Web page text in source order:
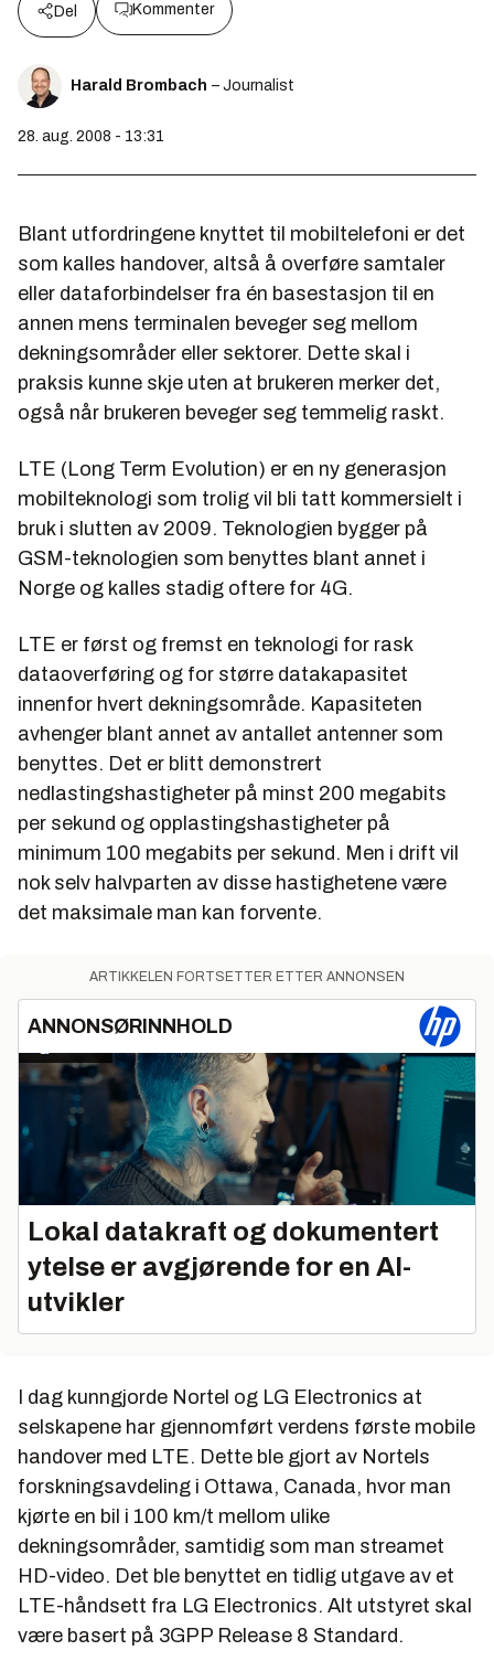
Del Kommenter
Harald Brombach – Journalist
28. aug. 2008 - 13:31
Blant utfordringene knyttet til mobiltelefoni er det
som kalles handover, altså å overføre samtaler
eller dataforbindelser fra én basestasjon til en
annen mens terminalen beveger seg mellom
dekningsområder eller sektorer. Dette skal i
praksis kunne skje uten at brukeren merker det,
også når brukeren beveger seg temmelig raskt.
LTE (Long Term Evolution) er en ny generasjon
mobilteknologi som trolig vil bli tatt kommersielt i
bruk i slutten av 2009. Teknologien bygger på
GSM-teknologien som benyttes blant annet i
Norge og kalles stadig oftere for 4G.
LTE er først og fremst en teknologi for rask
dataoverføring og for større datakapasitet
innenfor hvert dekningsområde. Kapasiteten
avhenger blant annet av antallet antenner som
benyttes. Det er blitt demonstrert
nedlastingshastigheter på minst 200 megabits
per sekund og opplastingshastigheter på
minimum 100 megabits per sekund. Men i drift vil
nok selv halvparten av disse hastighetene være
det maksimale man kan forvente.
ARTIKKELEN FORTSETTER ETTER ANNONSEN
ANNONSØRINNHOLD
Lokal datakraft og dokumentert
ytelse er avgjørende for en AI-
utvikler
I dag kunngjorde Nortel og LG Electronics at
selskapene har gjennomført verdens første mobile
handover med LTE. Dette ble gjort av Nortels
forskningsavdeling i Ottawa, Canada, hvor man
kjørte en bil i 100 km/t mellom ulike
dekningsområder, samtidig som man streamet
HD-video. Det ble benyttet en tidlig utgave av et
LTE-håndsett fra LG Electronics. Alt utstyret skal
være basert på 3GPP Release 8 Standard.